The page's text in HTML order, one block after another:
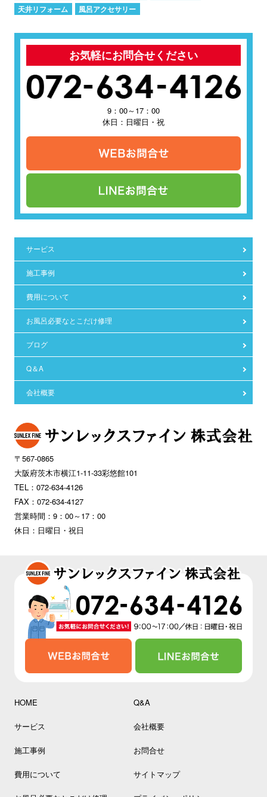
天井リフォーム
風呂アクセサリー
お気軽にお問合せください
9：00～17：00
休日：日曜日・祝
サービス
施工事例
費用について
お風呂必要なとこだけ修理
ブログ
Q＆A
会社概要
〒567-0865
大阪府茨木市横江1-11-33彩悠館101
TEL：072-634-4126
FAX：072-634-4127
営業時間：9：00～17：00
休日：日曜日・祝日
HOME
サービス
施工事例
費用について
Q&A
会社概要
お問合せ
サイトマップ